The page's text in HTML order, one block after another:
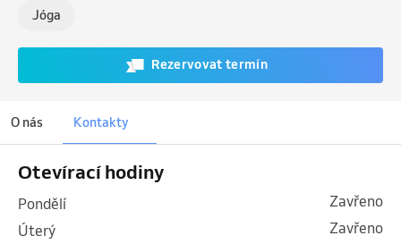
Jóga
Rezervovat termín
O nás Kontakty
Otevírací hodiny
pondělí
Zavřeno
úterý
Zavřeno